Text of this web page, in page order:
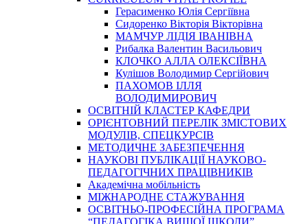
Герасименко Юлія Сергіївна
Сидоренко Вікторія Вікторівна
МАМЧУР ЛІДІЯ ІВАНІВНА
Рибалка Валентин Васильович
КЛОЧКО АЛЛА ОЛЕКСІЇВНА
Кулішов Володимир Сергійович
ПАХОМОВ ІЛЛЯ
ВОЛОДИМИРОВИЧ
ОСВІТНІЙ КЛАСТЕР КАФЕДРИ
ОРІЄНТОВНИЙ ПЕРЕЛІК ЗМІСТОВИХ
МОДУЛІВ, СПЕЦКУРСІВ
МЕТОДИЧНЕ ЗАБЕЗПЕЧЕННЯ
НАУКОВІ ПУБЛІКАЦІЇ НАУКОВО-
ПЕДАГОГІЧНИХ ПРАЦІВНИКІВ
Академічна мобільність
МІЖНАРОДНЕ СТАЖУВАННЯ
ОСВІТНЬО-ПРОФЕСІЙНА ПРОГРАМА
“ПЕДАГОГІКА ВИЩОЇ ШКОЛИ”